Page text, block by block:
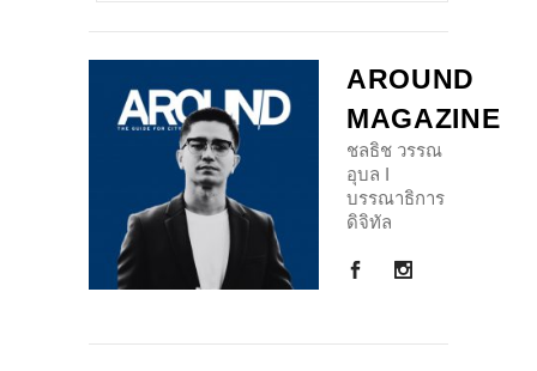
AROUND
MAGAZINE
ชลธิช วรรณ
อุบล I
บรรณาธิการ
ดิจิทัล